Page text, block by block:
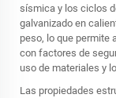
sísmica y los ciclos
galvanizado en
peso, lo que permite
con factores de
uso de materiales y
Las propiedades